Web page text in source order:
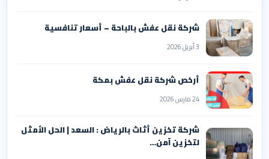
شركة نقل عفش بالباحة – أسعار تنافسية
3 أبريل 2026
أرخص شركة نقل عفش بمكة
24 مارس 2026
شركة تخزين أثاث بالرياض : السعد | الحل الأمثل
لتخزين آمن…